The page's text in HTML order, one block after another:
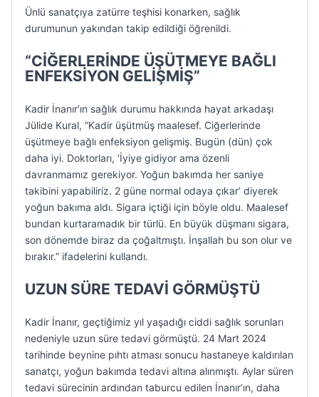
Ünlü sanatçıya zatürre teşhisi konarken, sağlık
durumunun yakından takip edildiği öğrenildi.
“CİĞERLERİNDE ÜŞÜTMEYE BAĞLI
ENFEKSİYON GELİŞMİŞ”
Kadir İnanır’ın sağlık durumu hakkında hayat arkadaşı
Jülide Kural, “Kadir üşütmüş maalesef. Ciğerlerinde
üşütmeye bağlı enfeksiyon gelişmiş. Bugün (dün) çok
daha iyi. Doktorları, ‘İyiye gidiyor ama özenli
davranmamız gerekiyor. Yoğun bakımda her saniye
takibini yapabiliriz. 2 güne normal odaya çıkar’ diyerek
yoğun bakıma aldı. Sigara içtiği için böyle oldu. Maalesef
bundan kurtaramadık bir türlü. En büyük düşmanı sigara,
son dönemde biraz da çoğaltmıştı. İnşallah bu son olur ve
bırakır.” ifadelerini kullandı.
UZUN SÜRE TEDAVİ GÖRMÜŞTÜ
Kadir İnanır, geçtiğimiz yıl yaşadığı ciddi sağlık sorunları
nedeniyle uzun süre tedavi görmüştü. 24 Mart 2024
tarihinde beynine pıhtı atması sonucu hastaneye kaldırılan
sanatçı, yoğun bakımda tedavi altına alınmıştı. Aylar süren
tedavi sürecinin ardından taburcu edilen İnanır’ın, daha